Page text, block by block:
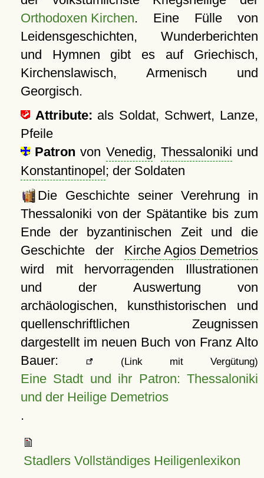
Orthodoxen Kirchen. Eine Fülle von
Leidensgeschichten, Wunderberichten
und Hymnen gibt es auf Griechisch,
Kirchenslawisch, Armenisch und
Georgisch.
Attribute: als Soldat, Schwert, Lanze,
Pfeile
Patron von Venedig, Thessaloniki und
Konstantinopel; der Soldaten
Die Geschichte seiner Verehrung in
Thessaloniki von der Spätantike bis zum
Ende der byzantinischen Zeit und die
Geschichte der Kirche Agios Demetrios
wird mit hervorragenden Illustrationen
und der Auswertung von
archäologischen, kunsthistorischen und
quellenschriftlichen Zeugnissen
dargestellt im neuen Buch von Franz Alto
Bauer:
(Link mit Vergütung)
Eine Stadt und ihr Patron: Thessaloniki
und der Heilige Demetrios
.
Stadlers Vollständiges Heiligenlexikon